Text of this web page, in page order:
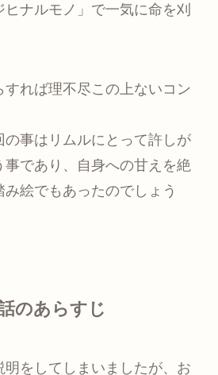
ナルモノ」で一気に命を刈
れば理不尽この上ないコン
の事はリムルにとって許しが
であり、自身への甘えを絶
絵でもあったのでしょう
のあらすじ
明をしてしまいましたが、お